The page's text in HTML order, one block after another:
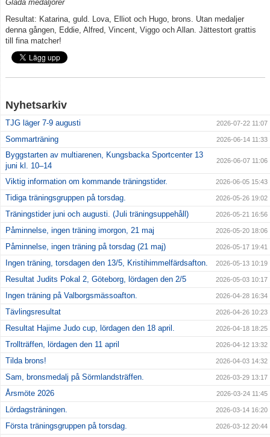
Klubbkläder
Om klubben
Gradering
Bildgalleri
styrelse
Drogpolicy
Glada medaljörer
Resultat: Katarina, guld. Lova, Elliot och Hugo, brons. Utan medaljer
denna gången, Eddie, Alfred, Vincent, Viggo och Allan. Jättestort grattis
till fina matcher!
Nyhetsarkiv
TJG läger 7-9 augusti 2026-07-22 11:07
Sommarträning 2026-06-14 11:33
Byggstarten av multiarenen, Kungsbacka Sportcenter 13
juni kl. 10–14
2026-06-07 11:06
Viktig information om kommande träningstider. 2026-06-05 15:43
Tidiga träningsgruppen på torsdag. 2026-05-26 19:02
Träningstider juni och augusti. (Juli träningsuppehåll) 2026-05-21 16:56
Påminnelse, ingen träning imorgon, 21 maj 2026-05-20 18:06
Påminnelse, ingen träning på torsdag (21 maj) 2026-05-17 19:41
Ingen träning, torsdagen den 13/5, Kristihimmelfärdsafton. 2026-05-13 10:19
Resultat Judits Pokal 2, Göteborg, lördagen den 2/5 2026-05-03 10:17
Ingen träning på Valborgsmässoafton. 2026-04-28 16:34
Tävlingsresultat 2026-04-26 10:23
Resultat Hajime Judo cup, lördagen den 18 april. 2026-04-18 18:25
Trollträffen, lördagen den 11 april 2026-04-12 13:32
Tilda brons! 2026-04-03 14:32
Sam, bronsmedalj på Sörmlandsträffen. 2026-03-29 13:17
Årsmöte 2026 2026-03-24 11:45
Lördagsträningen. 2026-03-14 16:20
Första träningsgruppen på torsdag. 2026-03-12 20:44